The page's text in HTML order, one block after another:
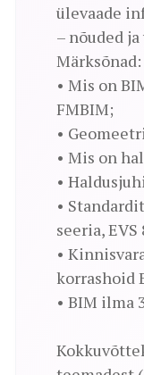
ülevaade
– nõuded
Märksõnad:
• Mis on
FMBIM;
•
• Mis on
•
•
seeria,
•
korrashoid
• BIM ilma